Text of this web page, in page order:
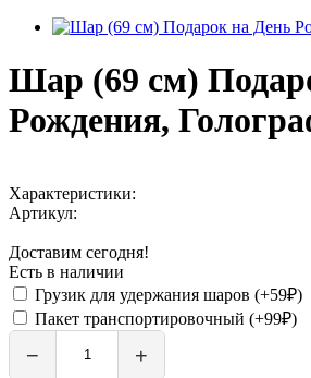
Шар (69 см)
Рождения,
Характеристики:
Артикул:
Доставим сегодня!
Есть в наличии
Грузик для удержания шаров (+59₽)
Пакет транспортировочный (+99₽)
− +